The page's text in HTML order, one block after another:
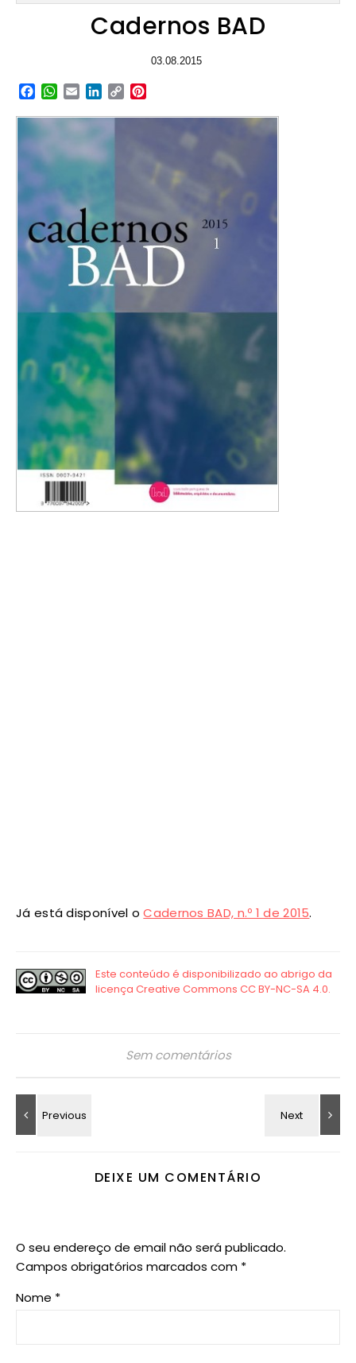
Cadernos BAD
03.08.2015
Facebook
WhatsApp
EmailLinkedIn
Copy
Já está disponível oCadernos BAD, n.º 1 de 2015.
Sem comentários
DEIXE UM COMENTÁRIO
O seu endereço de email não será publicado.
Campos obrigatórios marcados com *
Nome *